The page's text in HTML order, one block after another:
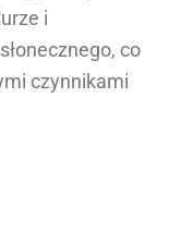
i
co
czynnikami